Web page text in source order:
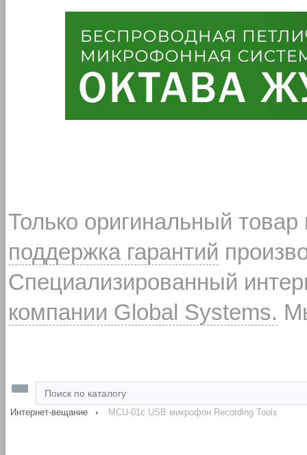
Только оригинальный
поддержка гарантий
Специализированный
компании Global Systems.
Интернет-вещание MCU-01c USB микрофон Recording Tools